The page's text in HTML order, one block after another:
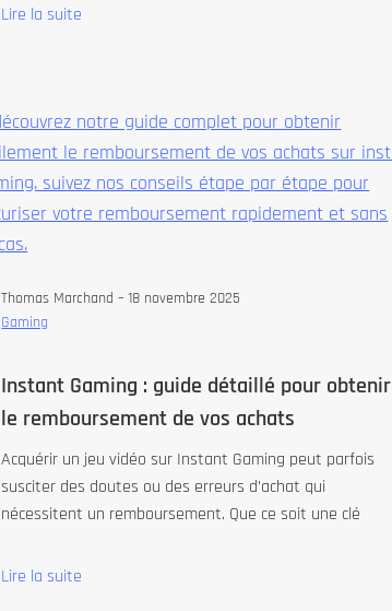
Lire la suite
Thomas Marchand – 18 novembre 2025
Gaming
Instant Gaming : guide détaillé pour obtenir
le remboursement de vos achats
Acquérir un jeu vidéo sur Instant Gaming peut parfois
susciter des doutes ou des erreurs d’achat qui
nécessitent un remboursement. Que ce soit une clé
Lire la suite